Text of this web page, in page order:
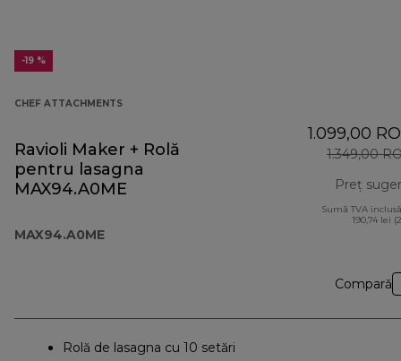
-19 %
CHEF ATTACHMENTS
Ravioli Maker + Rolă
pentru lasagna
MAX94.A0ME
MAX94.A0ME
1.099,00
1.349,00
Preț
Sumă TVA
190,74 lei
Compară
Rolă de lasagna cu 10 setări